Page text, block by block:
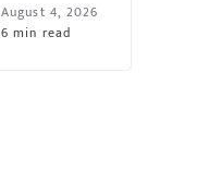
August 4, 2026
6 min read